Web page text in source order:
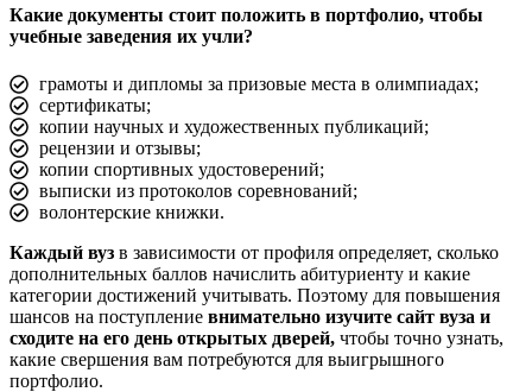
Какие документы стоит положить в портфолио, чтобы
учебные заведения их учли?
грамоты и дипломы за призовые места в олимпиадах;
сертификаты;
копии научных и художественных публикаций;
рецензии и отзывы;
копии спортивных удостоверений;
выписки из протоколов соревнований;
волонтерские книжки.
Каждый вуз в зависимости от профиля определяет, сколько
дополнительных баллов начислить абитуриенту и какие
категории достижений учитывать. Поэтому для повышения
шансов на поступление внимательно изучите сайт вуза и
сходите на его день открытых дверей, чтобы точно узнать,
какие свершения вам потребуются для выигрышного
портфолио.